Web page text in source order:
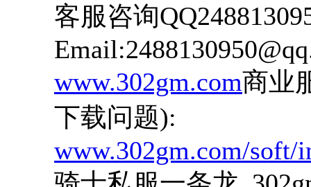
客服咨询
www.302gm.com商业
下载问题):
www.302gm.com/soft/